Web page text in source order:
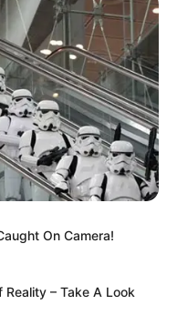
On Camera!
– Take A Look